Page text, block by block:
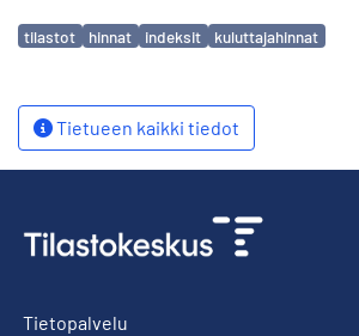
Avainsanat
tilastot hinnat indeksit kuluttajahinnat
Tietueen kaikki tiedot
Tietopalvelu